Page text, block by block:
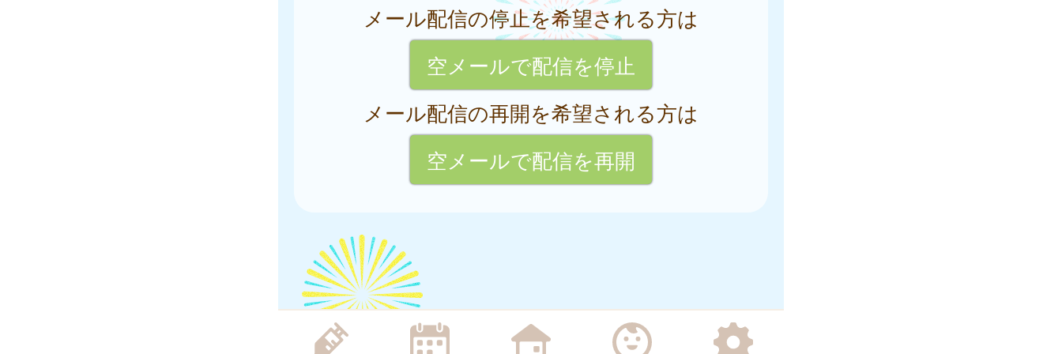
メール配信の停止を希望される方は
空メールで配信を停止
メール配信の再開を希望される方は
空メールで配信を再開